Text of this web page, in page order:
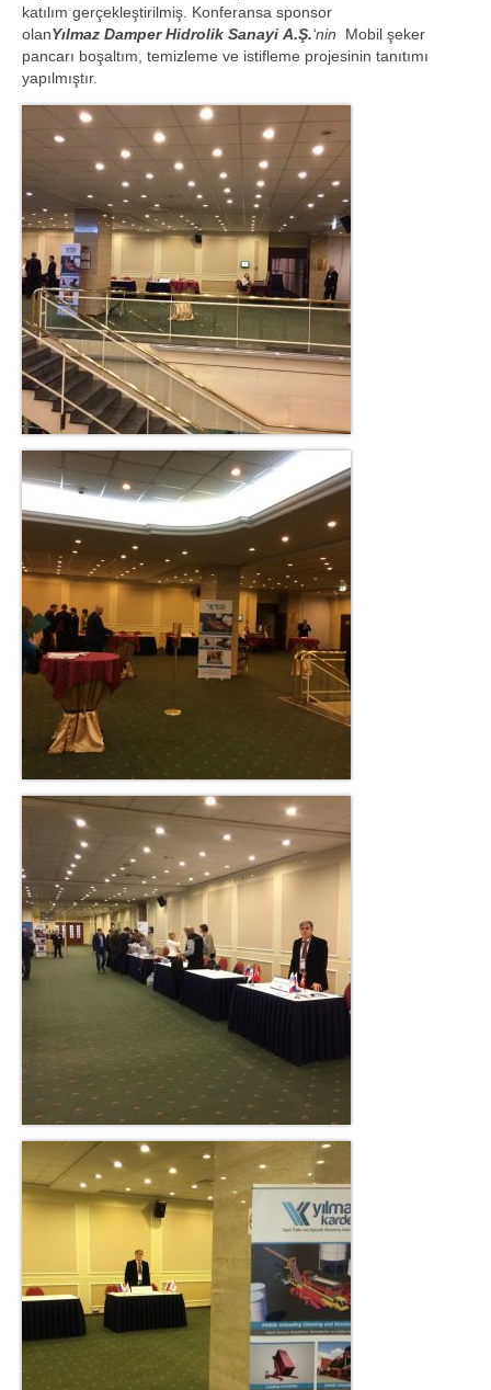
Above ground unloading platforms
Mobile Type Discharge Platforms
Trailed Type Unloading Platforms
Side-tilted type discharging platformes
Container Discharge Platform
Leveling Type Platforms
Projects
On-Board Build
Dumper Group
Special Purpose Upper Buildings
Show Platforms
Hooklift – Hooked Container
Second hand
References
Media Center
Our documents
News from us
Catalog
Contact
Contact
Career
Technical advisor
katılım gerçekleştirilmiş. Konferansa sponsor
olanYılmaz Damper Hidrolik Sanayi A.Ş.‘nin
Mobil şeker
pancarı boşaltım, temizleme ve istifleme projesinin tanıtımı
yapılmıştır.